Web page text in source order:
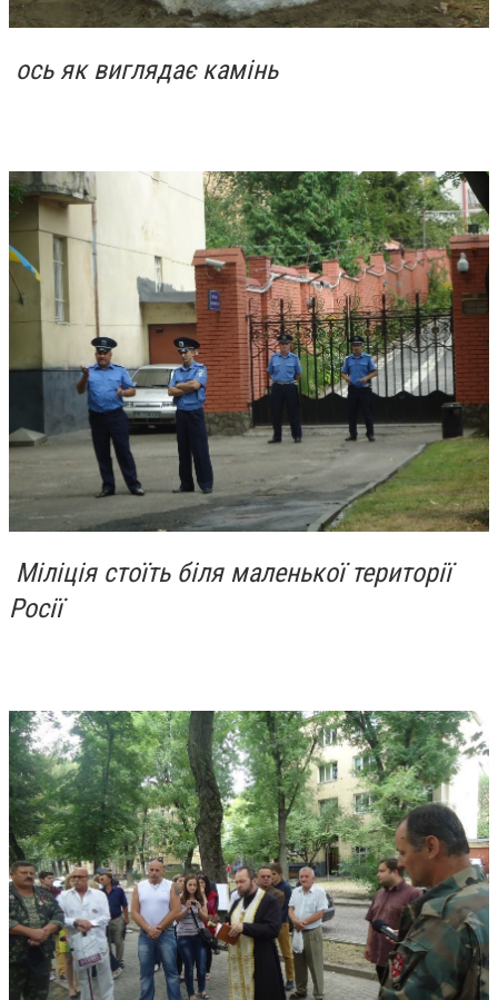
ось як виглядає камінь
Міліція стоїть біля маленької території
Росії